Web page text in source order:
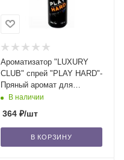
Ароматизатор "LUXURY
CLUB" спрей "PLAY HARD"-
Пряный аромат для
брутальных персон/24
В наличии
364₽/шт
В КОРЗИНУ